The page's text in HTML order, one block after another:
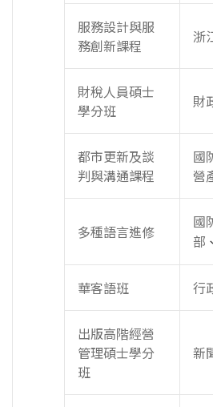
服務設計與服
務創新課程
浙
財稅人員碩士
學分班
財
都市更新及談
判與溝通課程
國
營
多種語言進修
國
部 、
華客語班 行
出版高階經營
管理碩士學分
班
新